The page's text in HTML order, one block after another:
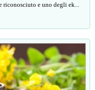
e uno degli ek...